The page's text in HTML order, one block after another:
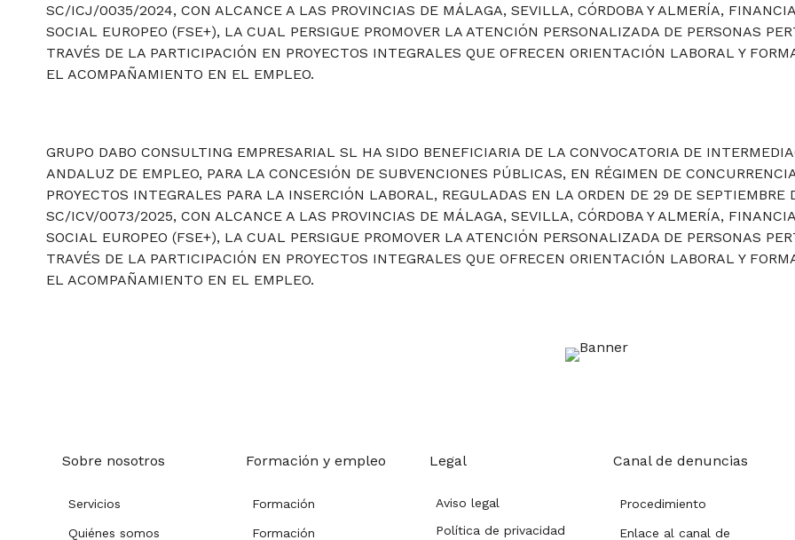
SC/ICJ/0035/2024, CON ALCANCE A LAS PROVINCIAS DE MÁLAGA, SEVILLA, CÓRDOBA Y ALMERÍA,
SOCIAL EUROPEO (FSE+), LA CUAL PERSIGUE PROMOVER LA ATENCIÓN PERSONALIZADA DE PERSONAS
TRAVÉS DE LA PARTICIPACIÓN EN PROYECTOS INTEGRALES QUE OFRECEN ORIENTACIÓN LABORAL Y
EL ACOMPAÑAMIENTO EN EL EMPLEO.
GRUPO DABO CONSULTING EMPRESARIAL SL HA SIDO BENEFICIARIA DE LA CONVOCATORIA DE
ANDALUZ DE EMPLEO, PARA LA CONCESIÓN DE SUBVENCIONES PÚBLICAS, EN RÉGIMEN DE
PROYECTOS INTEGRALES PARA LA INSERCIÓN LABORAL, REGULADAS EN LA ORDEN DE 29 DE
SC/ICV/0073/2025, CON ALCANCE A LAS PROVINCIAS DE MÁLAGA, SEVILLA, CÓRDOBA Y ALMERÍA,
SOCIAL EUROPEO (FSE+), LA CUAL PERSIGUE PROMOVER LA ATENCIÓN PERSONALIZADA DE PERSONAS
TRAVÉS DE LA PARTICIPACIÓN EN PROYECTOS INTEGRALES QUE OFRECEN ORIENTACIÓN LABORAL Y
EL ACOMPAÑAMIENTO EN EL EMPLEO.
Sobre nosotros
Servicios
Quiénes somos
Formación y empleo
Formación
Formación
Legal
Aviso legal
Política de privacidad
Canal de denuncias
Procedimiento
Enlace al canal de